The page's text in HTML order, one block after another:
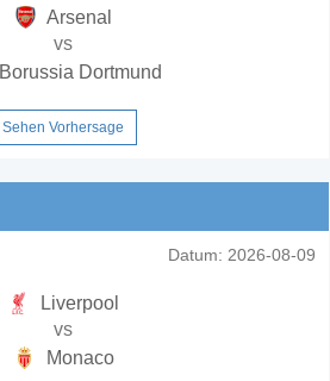
Arsenal
vs
Borussia Dortmund
Sehen Vorhersage
Datum: 2026-08-09
Liverpool
vs
Monaco